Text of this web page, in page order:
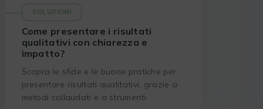
SOLUZIONI
Come presentare i risultati
qualitativi con chiarezza e
impatto?
Scopra le sfide e le buone pratiche per
presentare risultati qualitativi, grazie a
metodi collaudati e a strumenti